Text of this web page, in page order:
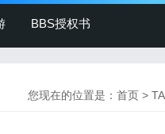
BBS授权书
您现在的位置是： 首页 >